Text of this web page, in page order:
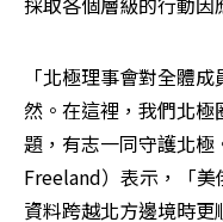
「北極理事會對全體
然。在這裡，我們北
題，有志一同守護北
Freeland）表示，「
資料跨越北方邊境時更